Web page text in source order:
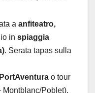
a anfiteatro,
in spiaggia
. Serata tapas sulla
PortAventura o tour
Montblanc/Poblet).